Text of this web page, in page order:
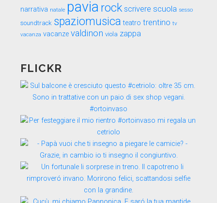
narrativa natale pavia rock scrivere scuola sesso
soundtrack spaziomusica teatro trentino tv
vacanza vacanze valdinon viola zappa
FLICKR